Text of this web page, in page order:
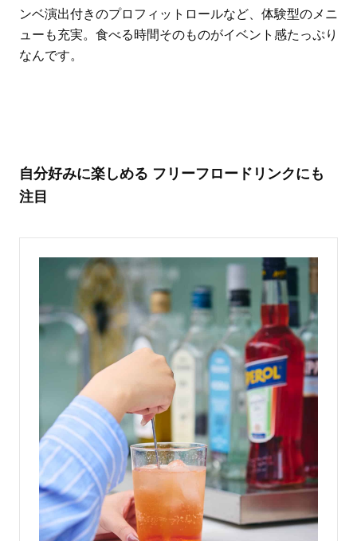
ンベ演出付きのプロフィットロールなど、体験型のメニ
ューも充実。食べる時間そのものがイベント感たっぷり
なんです。
自分好みに楽しめる フリーフロードリンクにも
注目